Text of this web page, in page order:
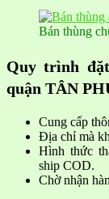
Bán thùng
Quy trình
quận TÂN
Cung cấp
Địa chỉ mà
Hình thức
ship COD.
Chờ nhận